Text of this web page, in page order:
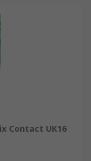
Contact UK16